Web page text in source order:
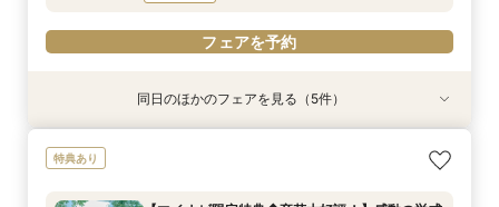
フェアを予約
【マイナビ限定特典◆卒花大好評！】感動の挙式
体験×上質ホテルWフェア《車来館OK◎見学時駐
上質ホテルで叶える◆フォトウェディング相談会
新郎新婦のみもOK◆挙式のみ開催の方向け相談
◆高層階*絶景ウェディング◆館内神前式×*和婚
同日のほかのフェアを見る（5件）
特典あり